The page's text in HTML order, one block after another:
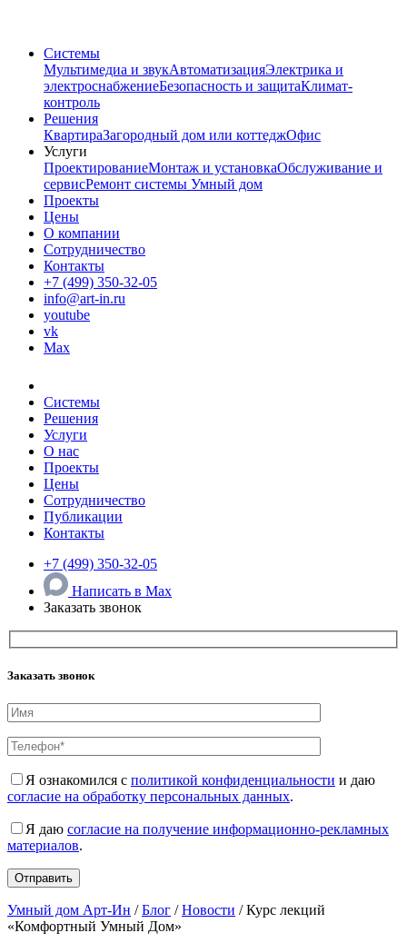
Системы
Мультимедиа и звукАвтоматизацияЭлектрика и
электроснабжениеБезопасность и защитаКлимат-
контроль
Решения
КвартираЗагородный дом или коттеджОфис
Услуги
ПроектированиеМонтаж и установкаОбслуживание и
сервисРемонт системы Умный дом
Проекты
Цены
О компании
Сотрудничество
Контакты
+7 (499) 350-32-05
info@art-in.ru
youtube
vk
Max
Системы
Решения
Услуги
О нас
Проекты
Цены
Сотрудничество
Публикации
Контакты
+7 (499) 350-32-05
Написать в Max
Заказать звонок
Заказать звонок
Я ознакомился с политикой конфиденциальности и даю
согласие на обработку персональных данных.
Я даю согласие на получение информационно-рекламных
материалов.
Умный дом Арт-Ин /Блог /Новости /Курс лекций
«Комфортный Умный Дом»